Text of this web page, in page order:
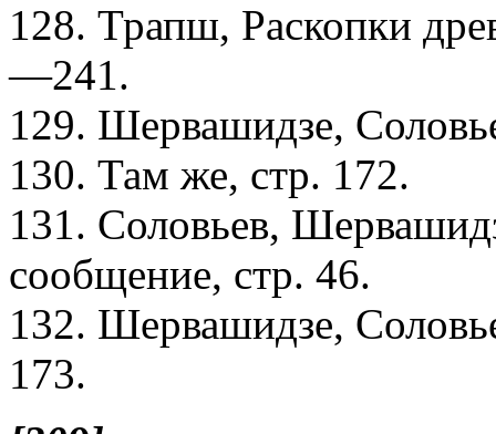
128. Трапш, Раскопки
—241.
129. Шервашидзе,
130. Там же, стр. 172.
131. Соловьев,
сообщение, стр. 46.
132. Шервашидзе,
173.